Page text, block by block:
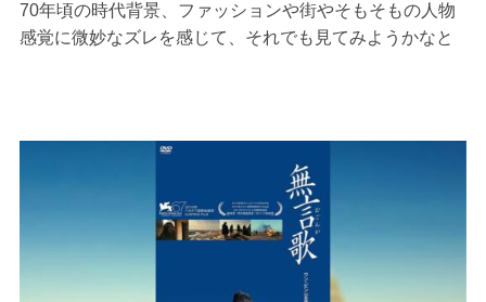
70年頃の時代背景、ファッションや街やそもそもの人物
感覚に微妙なズレを感じて、それでも見てみようかなと
とは知りませんで...